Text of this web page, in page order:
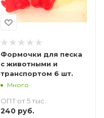
Формочки для песка
с животными и
транспортом 6 шт.
Много
ОПТ от 5 тыс.
240руб.